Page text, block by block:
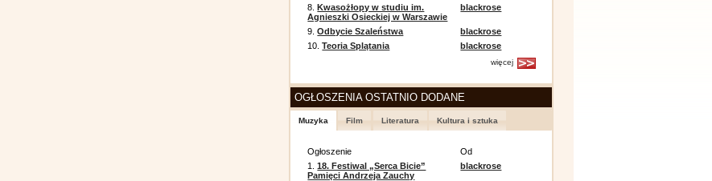
8.Kwasożłopy w studiu im.
Agnieszki Osieckiej w Warszawie
blackrose
9.Odbycie Szaleństwa
blackrose
10.Teoria Splątania blackrose
więcej
OGŁOSZENIA OSTATNIO DODANE
Muzyka Film Literatura Kultura i sztuka
Ogłoszenie
Od
1.18. Festiwal „Serca Bicie”
Pamięci Andrzeja Zauchy
blackrose